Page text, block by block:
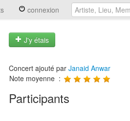
connexion
J'y étais
Concert ajouté par Janaid Anwar
Note moyenne :
Participants